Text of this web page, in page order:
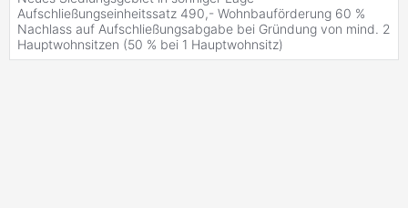
Aufschließungseinheitssatz 490,- Wohnbauförderung 60 %
Nachlass auf Aufschließungsabgabe bei Gründung von mind. 2
Hauptwohnsitzen (50 % bei 1 Hauptwohnsitz)